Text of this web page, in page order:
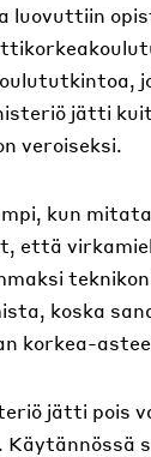
luovuttiin
jätti
veroiseksi.
kun
että
koska
korkea-
jätti pois
Käytännössä